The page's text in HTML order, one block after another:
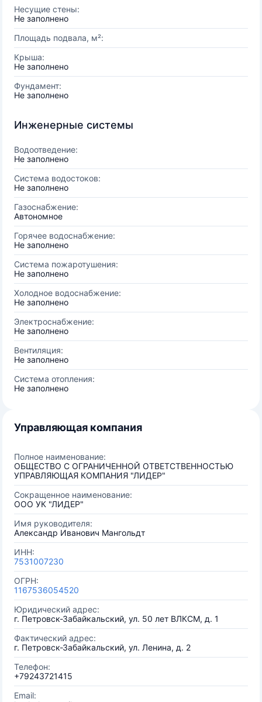
Несущие стены:
Не заполнено
Площадь подвала, м²:
Крыша:
Не заполнено
Фундамент:
Не заполнено
Инженерные системы
Водоотведение:
Не заполнено
Система водостоков:
Не заполнено
Газоснабжение:
Автономное
Горячее водоснабжение:
Не заполнено
Система пожаротушения:
Не заполнено
Холодное водоснабжение:
Не заполнено
Электроснабжение:
Не заполнено
Вентиляция:
Не заполнено
Система отопления:
Не заполнено
Управляющая компания
Полное наименование:
ОБЩЕСТВО С ОГРАНИЧЕННОЙ ОТВЕТСТВЕННОСТЬЮ
УПРАВЛЯЮЩАЯ КОМПАНИЯ "ЛИДЕР"
Сокращенное наименование:
ООО УК "ЛИДЕР"
Имя руководителя:
Александр Иванович Мангольдт
ИНН:
7531007230
ОГРН:
1167536054520
Юридический адрес:
г. Петровск-Забайкальский, ул. 50 лет ВЛКСМ, д. 1
Фактический адрес:
г. Петровск-Забайкальский, ул. Ленина, д. 2
Телефон:
+79243721415
Email: